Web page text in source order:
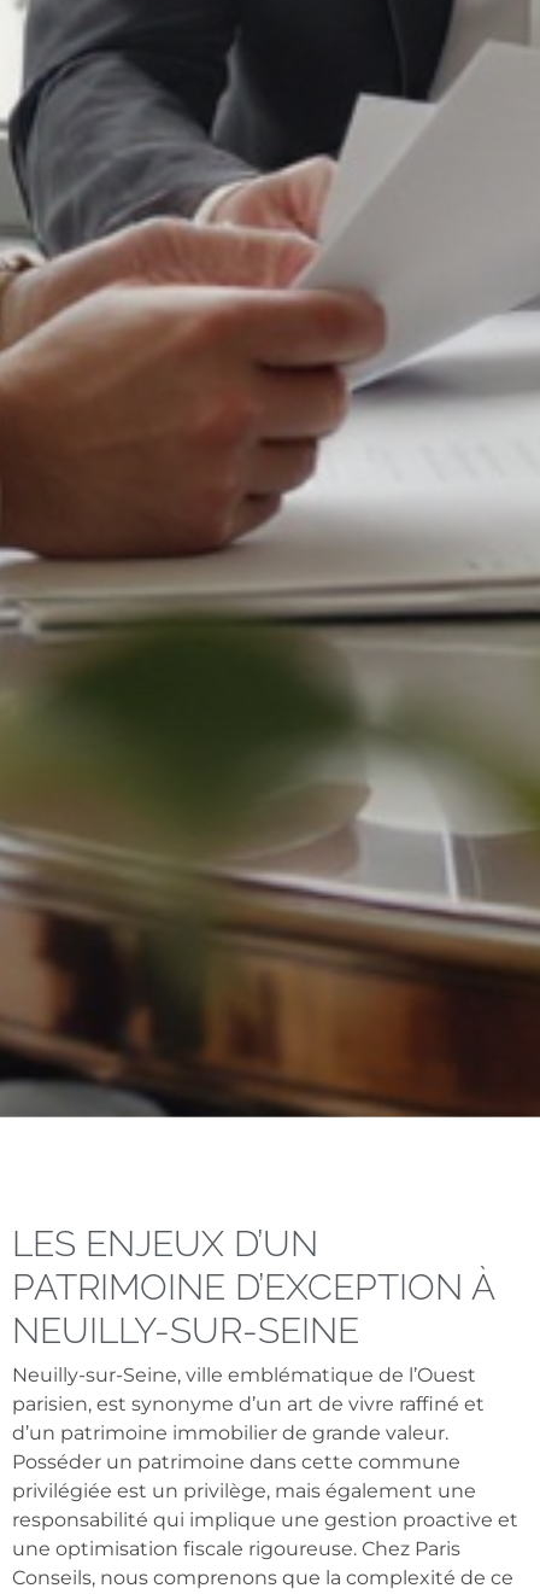
LES ENJEUX D’UN
PATRIMOINE D’EXCEPTION À
NEUILLY-SUR-SEINE
Neuilly-sur-Seine, ville emblématique de l’Ouest
parisien, est synonyme d’un art de vivre raffiné et
d’un patrimoine immobilier de grande valeur.
Posséder un patrimoine dans cette commune
privilégiée est un privilège, mais également une
responsabilité qui implique une gestion proactive et
une optimisation fiscale rigoureuse. Chez Paris
Conseils, nous comprenons que la complexité de ce